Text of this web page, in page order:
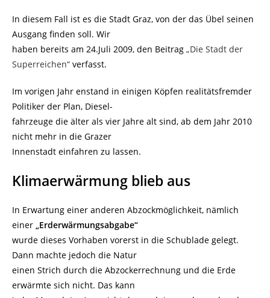
In diesem Fall ist es die Stadt Graz, von der das Übel seinen
Ausgang finden soll. Wir
haben bereits am 24.Juli 2009, den Beitrag „Die Stadt der
Superreichen“ verfasst.
Im vorigen Jahr enstand in einigen Köpfen realitätsfremder
Politiker der Plan, Diesel-
fahrzeuge die älter als vier Jahre alt sind, ab dem Jahr 2010
nicht mehr in die Grazer
Innenstadt einfahren zu lassen.
Klimaerwärmung blieb aus
In Erwartung einer anderen Abzockmöglichkeit, nämlich
einer „Erderwärmungsabgabe“
wurde dieses Vorhaben vorerst in die Schublade gelegt.
Dann machte jedoch die Natur
einen Strich durch die Abzockerrechnung und die Erde
erwärmte sich nicht. Das kann